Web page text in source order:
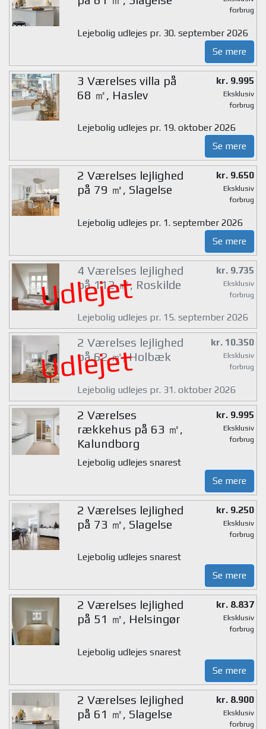
forbrug
Lejebolig udlejes pr. 30. september 2026
Se mere
3 Værelses villa på
68 ㎡, Haslev
kr. 9.995
Eksklusiv
forbrug
Lejebolig udlejes pr. 19. oktober 2026
Se mere
2 Værelses lejlighed
på 79 ㎡, Slagelse
kr. 9.650
Eksklusiv
forbrug
Lejebolig udlejes pr. 1. september 2026
Se mere
Udlejet
4 Værelses lejlighed
på 112 ㎡, Roskilde
kr. 9.735
Eksklusiv
forbrug
Lejebolig udlejes pr. 15. september 2026
Udlejet
2 Værelses lejlighed
på 62 ㎡, Holbæk
kr. 10.350
Eksklusiv
forbrug
Lejebolig udlejes pr. 31. oktober 2026
2 Værelses
rækkehus på 63 ㎡,
Kalundborg
kr. 9.995
Eksklusiv
forbrug
Lejebolig udlejes snarest
Se mere
2 Værelses lejlighed
på 73 ㎡, Slagelse
kr. 9.250
Eksklusiv
forbrug
Lejebolig udlejes snarest
Se mere
2 Værelses lejlighed
på 51 ㎡, Helsingør
kr. 8.837
Eksklusiv
forbrug
Lejebolig udlejes snarest
Se mere
2 Værelses lejlighed
på 61 ㎡, Slagelse
kr. 8.900
Eksklusiv
forbrug